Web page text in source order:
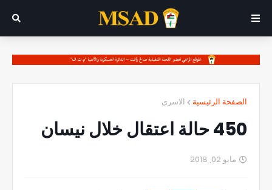
الصفحة الرئيسية الاسرى
450 حالة اعتقال خلال نيسان
مايو 02, 2018